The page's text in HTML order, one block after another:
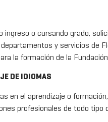
o cursando grado,
y servicios de
la formación de la
DE IDIOMAS
en el aprendizaje o
profesionales de todo